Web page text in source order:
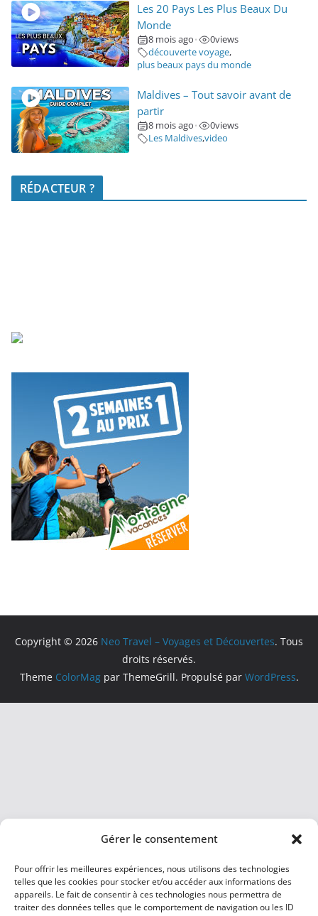
Gérer le consentement
Pour offrir les meilleures expériences, nous utilisons des technologies
telles que les cookies pour stocker et/ou accéder aux informations des
appareils. Le fait de consentir à ces technologies nous permettra de
traiter des données telles que le comportement de navigation ou les ID
Les 20 Pays Les Plus Beaux Du
Monde
8 mois ago • 0views
découverte voyage,
plus beaux pays du monde
Maldives – Tout savoir avant de
partir
8 mois ago • 0views
Les Maldives,video
RÉDACTEUR ?
Copyright © 2026 Neo Travel – Voyages et Découvertes. Tous
droits réservés.
Theme ColorMagpar ThemeGrill. Propulsé par WordPress.